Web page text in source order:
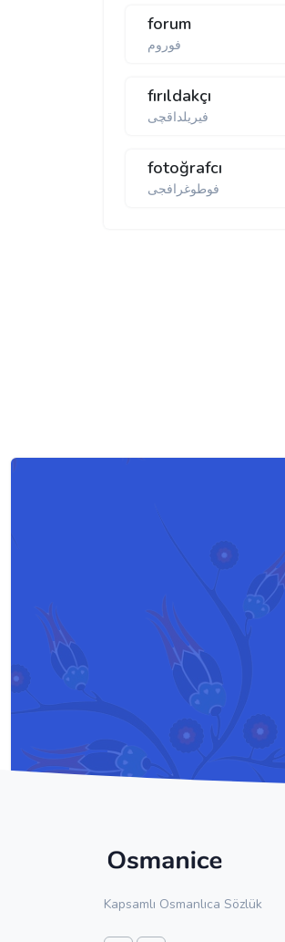
forum
فوروم
fırıldakçı
فیریلداقچی
fotoğrafcı
فوطوغرافجی
Kapsamlı Osmanlıca Sözlük